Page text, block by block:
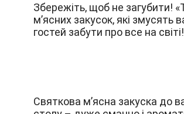
​Збережіть, щоб не загубити!
м’ясних закусок, які змусять
гостей забути про все на
Святкова м’ясна закуска до